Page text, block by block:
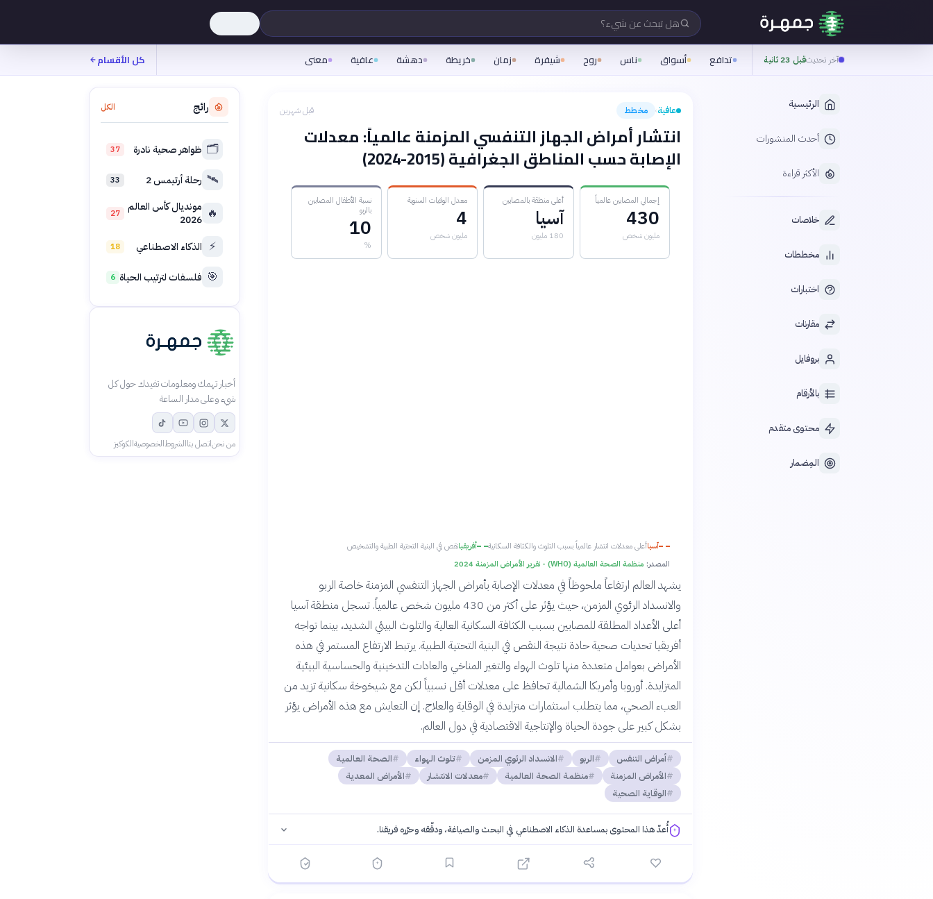
هل تبحث عن شيء؟
آخر تحديثقبل 23 ثانية تدافع أسواق ناس روح شيفرة زمان خريطة دهشة عافية معنى كل الأقسام
الرئيسية
أحدث المنشورات
الأكثر قراءة
خلاصات
مخططات
اختبارات
مقارنات
بروفايل
بالأرقام
محتوى متقدم
المِضمار
عافية› مخطط قبل شهرين
انتشار أمراض الجهاز التنفسي المزمنة عالمياً: معدلات
الإصابة حسب المناطق الجغرافية (2015-2024)
إجمالي المصابين عالمياً
430
مليون شخص
أعلى منطقة بالمصابين
آسيا
180 مليون
معدل الوفيات السنوية
4
مليون شخص
نسبة الأطفال المصابين
بالربو
10
%
آسياأعلى معدلات انتشار عالمياً بسبب التلوث والكثافة السكانية أفريقيانقص في البنية التحتية الطبية والتشخيص
المصدر: منظمة الصحة العالمية (WHO) - تقرير الأمراض المزمنة 2024
يشهد العالم ارتفاعاً ملحوظاً في معدلات الإصابة بأمراض الجهاز التنفسي المزمنة خاصة الربو
والانسداد الرئوي المزمن، حيث يؤثر على أكثر من 430 مليون شخص عالمياً. تسجل منطقة آسيا
أعلى الأعداد المطلقة للمصابين بسبب الكثافة السكانية العالية والتلوث البيئي الشديد، بينما تواجه
أفريقيا تحديات صحية حادة نتيجة النقص في البنية التحتية الطبية. يرتبط الارتفاع المستمر في هذه
الأمراض بعوامل متعددة منها تلوث الهواء والتغير المناخي والعادات التدخينية والحساسية البيئية
المتزايدة. أوروبا وأمريكا الشمالية تحافظ على معدلات أقل نسبياً لكن مع شيخوخة سكانية تزيد من
العبء الصحي، مما يتطلب استثمارات متزايدة في الوقاية والعلاج. إن التعايش مع هذه الأمراض يؤثر
بشكل كبير على جودة الحياة والإنتاجية الاقتصادية في دول العالم.
أمراض التنفس الربو الانسداد الرئوي المزمن تلوث الهواء
الصحة العالمية
الأمراض المزمنة
منظمة الصحة العالمية معدلات الانتشار
الأمراض المعدية
الوقاية الصحية
أُعدّ هذا المحتوى بمساعدة الذكاء الاصطناعي في البحث والصياغة، ودقّقه وحرّره فريقنا.
رائج الكل
🗂️ ظواهر صحية نادرة 37
🛰️ رحلة أرتيمس 2 33
🔥 مونديال كأس العالم
2026
27
⚡ الذكاء الاصطناعي 18
🎯 فلسفات لترتيب الحياة 6
أخبار تهمك ومعلومات تفيدك حول كل
شيء وعلى مدار الساعة
من نحناتصل بناالشروطالخصوصيةالكوكيز